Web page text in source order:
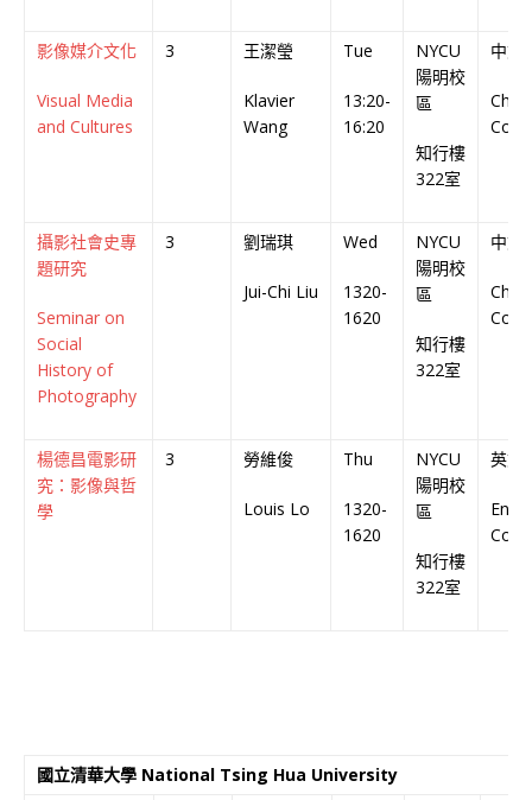
影像媒介文化
Visual Media
and Cultures
3 王潔瑩
Klavier
Wang
Tue
13:20-
16:20
NYCU
陽明校
區
知行樓
322室
中文
攝影社會史專
題研究
Seminar on
Social
History of
Photography
3 劉瑞琪
Jui-Chi Liu
Wed
1320-
1620
NYCU
陽明校
區
知行樓
322室
中文
楊德昌電影研
究：影像與哲
學
3 勞維俊
Louis Lo
Thu
1320-
1620
NYCU
陽明校
區
知行樓
322室
英文
國立清華大學 National Tsing Hua University